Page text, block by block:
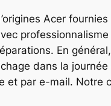
Acer
En
dans la
et par e-mail. Notre